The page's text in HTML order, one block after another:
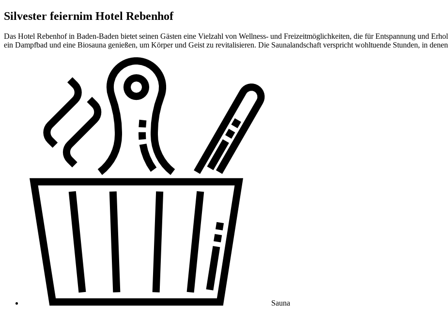
Silvester feiernim Hotel Rebenhof
Das Hotel Rebenhof in Baden-Baden bietet seinen Gästen eine Vielzahl von Wellness- und Freizeitmöglichkeiten, die für Entspannung und
ein Dampfbad und eine Biosauna genießen, um Körper und Geist zu revitalisieren. Die Saunalandschaft verspricht wohltuende Stunden, in
Sauna